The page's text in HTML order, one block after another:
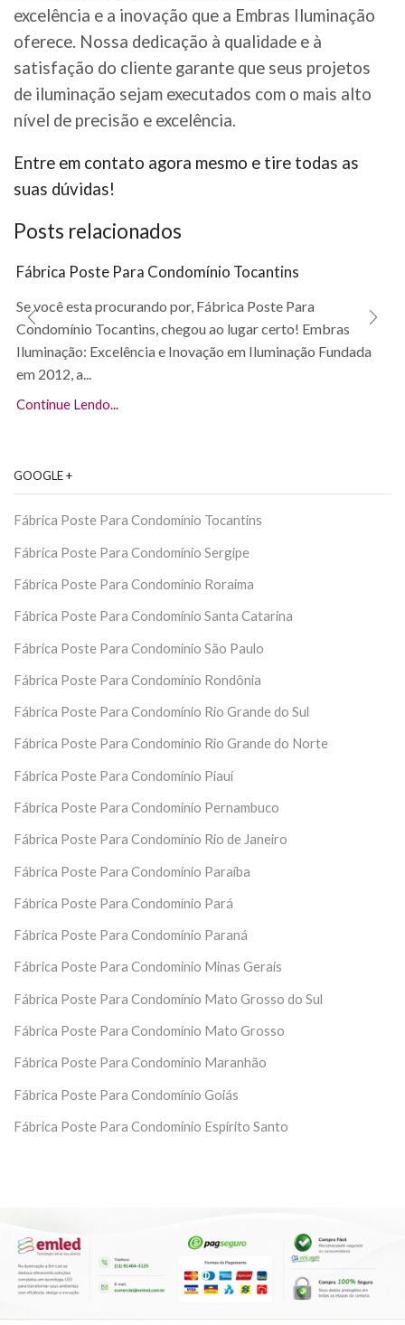
excelência e a inovação que a Embras Iluminação
oferece. Nossa dedicação à qualidade e à
satisfação do cliente garante que seus projetos
de iluminação sejam executados com o mais alto
nível de precisão e excelência.
Entre em contato agora mesmo e tire todas as
suas dúvidas!
Posts relacionados
Fábrica Poste Para Condomínio Tocantins
Se você esta procurando por, Fábrica Poste Para
Condomínio Tocantins, chegou ao lugar certo! Embras
Iluminação: Excelência e Inovação em Iluminação Fundada
em 2012, a...
Continue Lendo...
GOOGLE +
Fábrica Poste Para Condomínio Tocantins
Fábrica Poste Para Condomínio Sergipe
Fábrica Poste Para Condomínio Roraima
Fábrica Poste Para Condomínio Santa Catarina
Fábrica Poste Para Condomínio São Paulo
Fábrica Poste Para Condomínio Rondônia
Fábrica Poste Para Condomínio Rio Grande do Sul
Fábrica Poste Para Condomínio Rio Grande do Norte
Fábrica Poste Para Condomínio Piauí
Fábrica Poste Para Condomínio Pernambuco
Fábrica Poste Para Condomínio Rio de Janeiro
Fábrica Poste Para Condomínio Paraíba
Fábrica Poste Para Condomínio Pará
Fábrica Poste Para Condomínio Paraná
Fábrica Poste Para Condomínio Minas Gerais
Fábrica Poste Para Condomínio Mato Grosso do Sul
Fábrica Poste Para Condomínio Mato Grosso
Fábrica Poste Para Condomínio Maranhão
Fábrica Poste Para Condomínio Goiás
Fábrica Poste Para Condomínio Espírito Santo